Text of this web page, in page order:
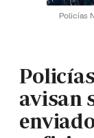
Policías
avisan